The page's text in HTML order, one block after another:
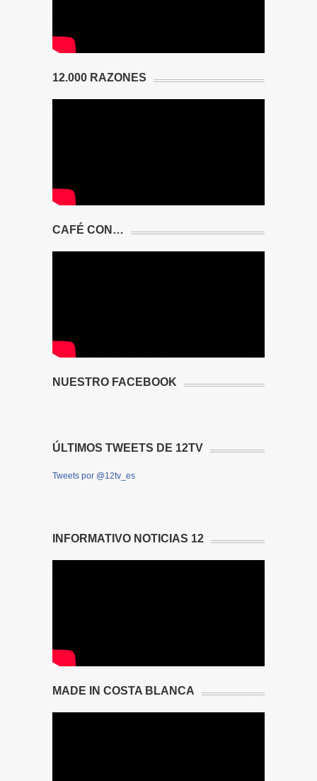
12.000 RAZONES
CAFÉ CON…
NUESTRO FACEBOOK
ÚLTIMOS TWEETS DE 12TV
Tweets por @12tv_es
INFORMATIVO NOTICIAS 12
MADE IN COSTA BLANCA